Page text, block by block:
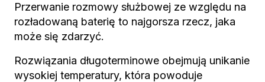
Przerwanie rozmowy służbowej ze względu na
rozładowaną baterię to najgorsza rzecz, jaka
może się zdarzyć.
Rozwiązania długoterminowe obejmują unikanie
wysokiej temperatury, która powoduje